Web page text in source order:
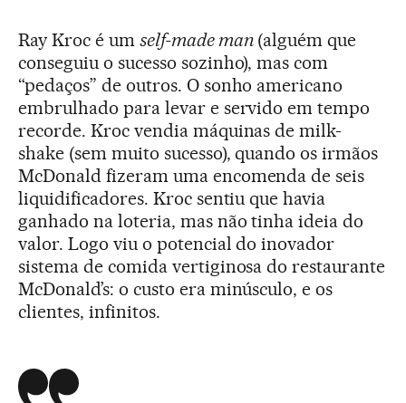
Ray Kroc é um self-made man(alguém que
conseguiu o sucesso sozinho), mas com
“pedaços” de outros. O sonho americano
embrulhado para levar e servido em tempo
recorde. Kroc vendia máquinas de milk-
shake (sem muito sucesso), quando os irmãos
McDonald fizeram uma encomenda de seis
liquidificadores. Kroc sentiu que havia
ganhado na loteria, mas não tinha ideia do
valor. Logo viu o potencial do inovador
sistema de comida vertiginosa do restaurante
McDonald’s: o custo era minúsculo, e os
clientes, infinitos.